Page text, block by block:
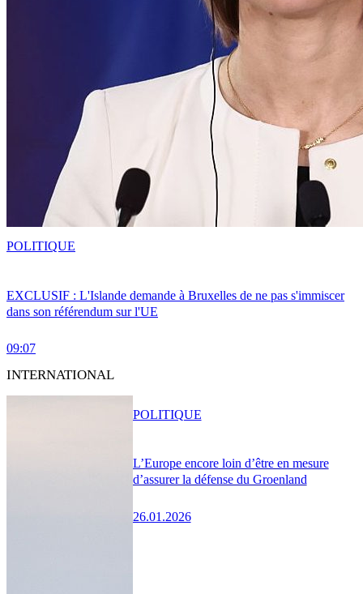
EXCLUSIF : L'Islande demande à Bruxelles de ne pas s'immiscer
dans son référendum sur l'UE
09:07
POLITIQUE
INTERNATIONAL
L’Europe encore loin d’être en mesure
d’assurer la défense du Groenland
26.01.2026
POLITIQUE